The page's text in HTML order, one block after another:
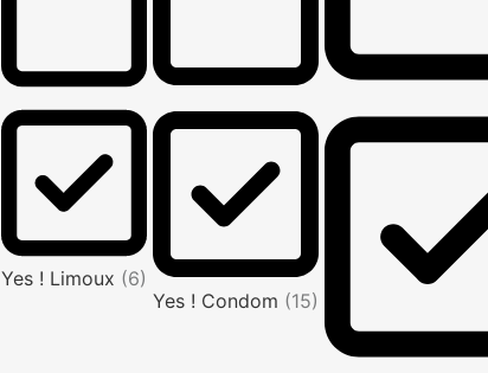
Yes ! Limoux (6)
Yes ! Condom (15)